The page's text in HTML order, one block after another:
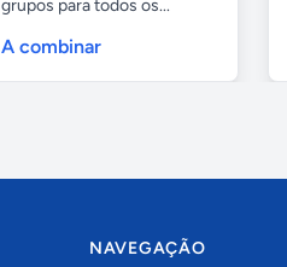
grupos para todos os...
A combinar
NAVEGAÇÃO